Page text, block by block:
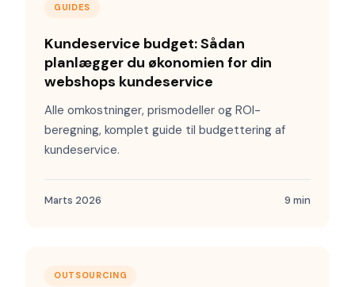
GUIDES
Kundeservice budget: Sådan
planlægger du økonomien for din
webshops kundeservice
Alle omkostninger, prismodeller og ROI-
beregning, komplet guide til budgettering af
kundeservice.
Marts 2026 9 min
OUTSOURCING